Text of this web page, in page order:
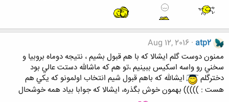
atp2
Aug 12, 2016
ممنون دوست گلم ايشالا كه با هم قبول بشيم ، نتيجه دوماه بروبيا و
سخني رو واسه اسكيس ببينيم ،تو هم كه ماشالله دستت عالي بود
دخترگلم
ايشالله كه باهم قبول شيم انتخاب اولمونو كه يكي هم
هست : ))))) بهمون خوش بگذره، ايشالا كه جوابا بياد همه خوشحال